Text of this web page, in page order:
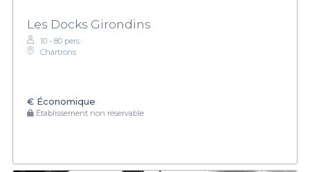
Les Docks Girondins
10 - 80 pers.
Chartrons
€ Économique
Établissement non réservable